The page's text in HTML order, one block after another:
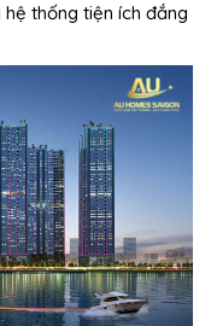
thống tiện ích đắng